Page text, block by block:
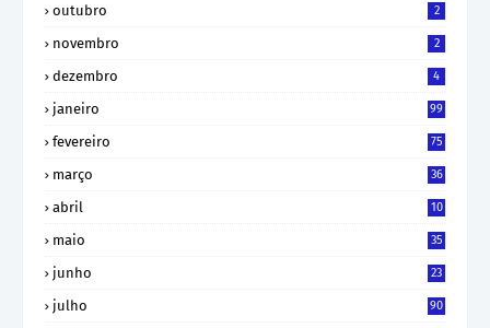
outubro 2
novembro 2
dezembro 4
janeiro 99
fevereiro 75
março 36
abril 10
maio 35
junho 23
julho 90